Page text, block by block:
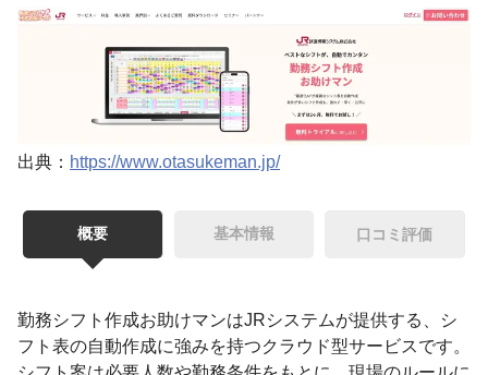
出典： https://www.otasukeman.jp/
概要 基本情報 口コミ評価
勤務シフト作成お助けマンはJRシステムが提供する、シ
フト表の自動作成に強みを持つクラウド型サービスです。